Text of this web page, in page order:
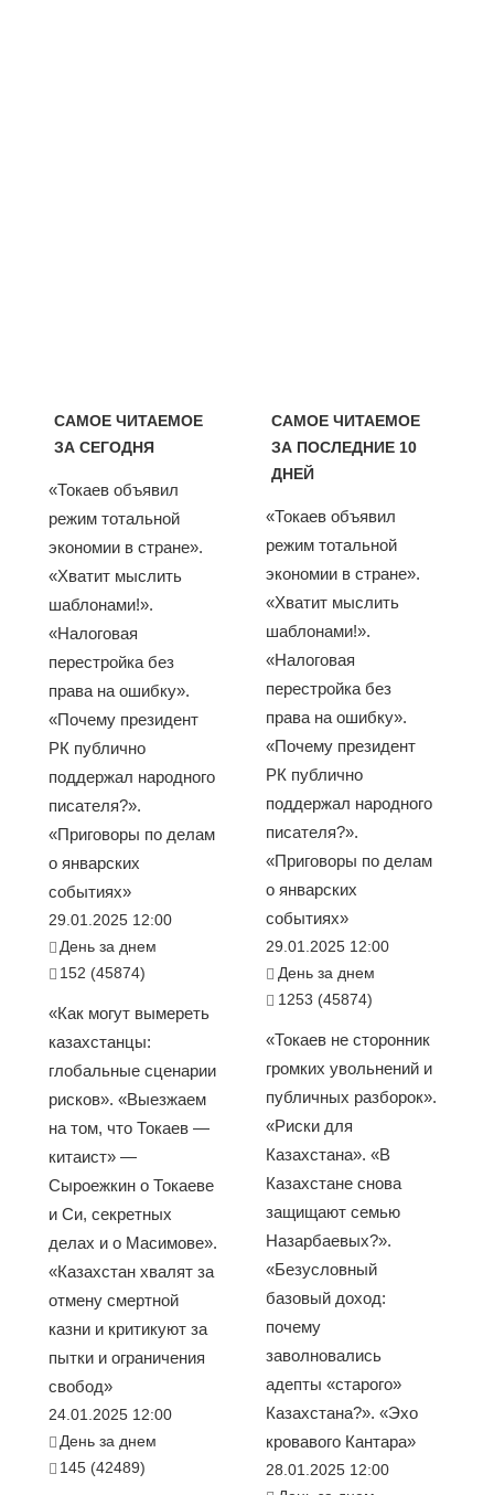
САМОЕ ЧИТАЕМОЕ
ЗА СЕГОДНЯ
«Токаев объявил
режим тотальной
экономии в стране».
«Хватит мыслить
шаблонами!».
«Налоговая
перестройка без
права на ошибку».
«Почему президент
РК публично
поддержал народного
писателя?».
«Приговоры по делам
о январских
событиях»
29.01.2025 12:00
День за днем
152 (45874)
«Как могут вымереть
казахстанцы:
глобальные сценарии
рисков». «Выезжаем
на том, что Токаев —
китаист» —
Сыроежкин о Токаеве
и Си, секретных
делах и о Масимове».
«Казахстан хвалят за
отмену смертной
казни и критикуют за
пытки и ограничения
свобод»
24.01.2025 12:00
День за днем
145 (42489)
САМОЕ ЧИТАЕМОЕ
ЗА ПОСЛЕДНИЕ 10
ДНЕЙ
«Токаев объявил
режим тотальной
экономии в стране».
«Хватит мыслить
шаблонами!».
«Налоговая
перестройка без
права на ошибку».
«Почему президент
РК публично
поддержал народного
писателя?».
«Приговоры по делам
о январских
событиях»
29.01.2025 12:00
День за днем
1253 (45874)
«Токаев не сторонник
громких увольнений и
публичных разборок».
«Риски для
Казахстана». «В
Казахстане снова
защищают семью
Назарбаевых?».
«Безусловный
базовый доход:
почему
заволновались
адепты «старого»
Казахстана?». «Эхо
кровавого Кантара»
28.01.2025 12:00